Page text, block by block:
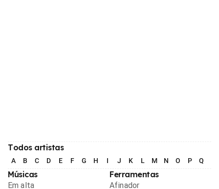
Todos artistas
A B C D E F G H I J K L M N O P Q
Músicas
Em alta
Ferramentas
Afinador